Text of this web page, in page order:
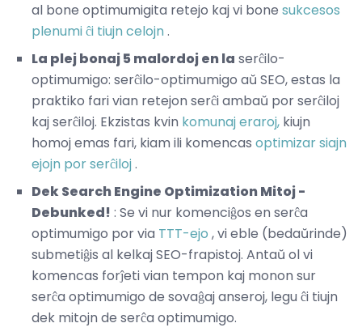
al bone optimumigita retejo kaj vi bone sukcesos
plenumi ĉi tiujn celojn.
La plej bonaj 5 malordoj en la serĉilo-
optimumigo: serĉilo-optimumigo aŭ SEO, estas la
praktiko fari vian retejon serĉi ambaŭ por serĉiloj
kaj serĉiloj. Ekzistas kvin komunaj eraroj, kiujn
homoj emas fari, kiam ili komencas optimizar siajn
ejojn por serĉiloj.
Dek Search Engine Optimization Mitoj -
Debunked! : Se vi nur komenciĝos en serĉa
optimumigo por via TTT-ejo , vi eble (bedaŭrinde)
submetiĝis al kelkaj SEO-frapistoj. Antaŭ ol vi
komencas forĵeti vian tempon kaj monon sur
serĉa optimumigo de sovaĝaj anseroj, legu ĉi tiujn
dek mitojn de serĉa optimumigo.